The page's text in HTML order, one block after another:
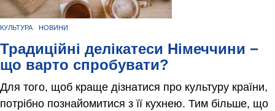
КУЛЬТУРА НОВИНИ
Традиційні делікатеси Німеччини −
що варто спробувати?
Для того, щоб краще дізнатися про культуру країни,
потрібно познайомитися з її кухнею. Тим більше, що